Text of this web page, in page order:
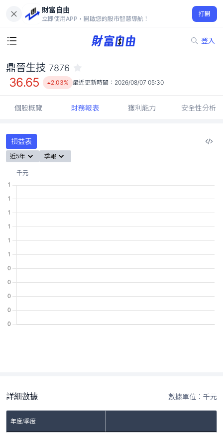
財富自由
立即使用APP，開啟您的股市智慧導航！
打開
登入
36.65
2.03%
鼎晉生技 7876
36.65 2.03% 最近更新時間： 2026/08/07 05:30
個股概覽 財務報表 獲利能力 安全性分析
損益表
近5年 季報
詳細數據 數據單位：千元
年度/季度